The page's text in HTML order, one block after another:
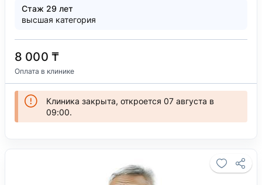
Стаж 29 лет
высшая категория
8 000 ₸
Оплата в клинике
Клиника закрыта, откроется 07 августа в
09:00.